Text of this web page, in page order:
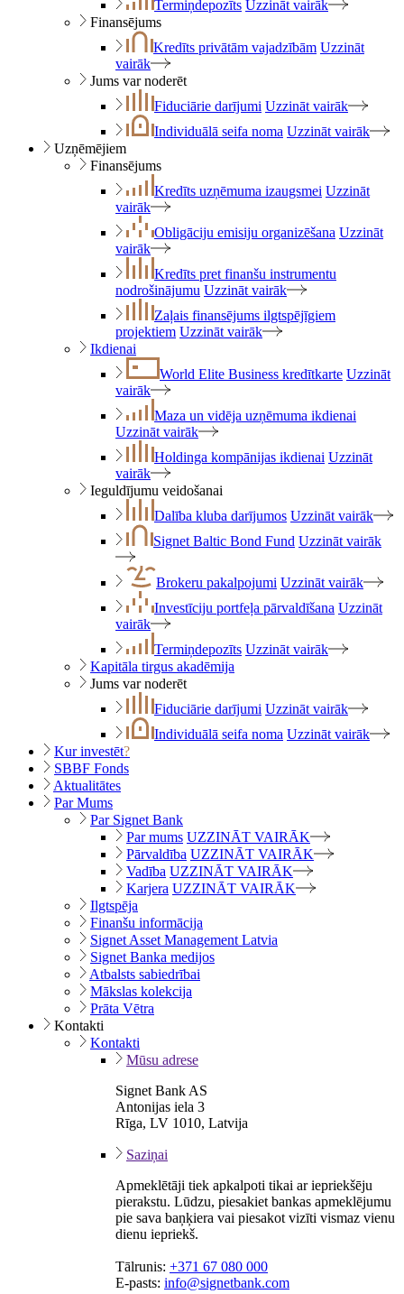
Termiņdepozīts Uzzināt vairāk
Finansējums
Kredīts privātām vajadzībām Uzzināt
vairāk
Jums var noderēt
Fiduciārie darījumi Uzzināt vairāk
Individuālā seifa noma Uzzināt vairāk
Uzņēmējiem
Finansējums
Kredīts uzņēmuma izaugsmei Uzzināt
vairāk
Obligāciju emisiju organizēšana Uzzināt
vairāk
Kredīts pret finanšu instrumentu
nodrošinājumu Uzzināt vairāk
Zaļais finansējums ilgtspējīgiem
projektiem Uzzināt vairāk
Ikdienai
World Elite Business kredītkarte Uzzināt
vairāk
Maza un vidēja uzņēmuma ikdienai
Uzzināt vairāk
Holdinga kompānijas ikdienai Uzzināt
vairāk
Ieguldījumu veidošanai
Dalība kluba darījumos Uzzināt vairāk
Signet Baltic Bond Fund Uzzināt vairāk
Brokeru pakalpojumi Uzzināt vairāk
Investīciju portfeļa pārvaldīšana Uzzināt
vairāk
Termiņdepozīts Uzzināt vairāk
Kapitāla tirgus akadēmija
Jums var noderēt
Fiduciārie darījumi Uzzināt vairāk
Individuālā seifa noma Uzzināt vairāk
Kur investēt?
SBBF Fonds
Aktualitātes
Par Mums
Par Signet Bank
Par mums UZZINĀT VAIRĀK
Pārvaldība UZZINĀT VAIRĀK
Vadība UZZINĀT VAIRĀK
Karjera UZZINĀT VAIRĀK
Ilgtspēja
Finanšu informācija
Signet Asset Management Latvia
Signet Banka medijos
Atbalsts sabiedrībai
Mākslas kolekcija
Prāta Vētra
Kontakti
Kontakti
Mūsu adrese
Signet Bank AS
Antonijas iela 3
Rīga, LV 1010, Latvija
Saziņai
Apmeklētāji tiek apkalpoti tikai ar iepriekšēju
pierakstu. Lūdzu, piesakiet bankas apmeklējumu
pie sava baņķiera vai piesakot vizīti vismaz vienu
dienu iepriekš.
Tālrunis: +371 67 080 000
E-pasts: info@signetbank.com